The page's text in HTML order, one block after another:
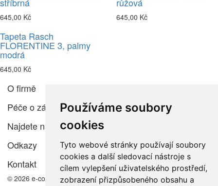
Používáme soubory
cookies
Tyto webové stránky používají soubory
cookies a další sledovací nástroje s
cílem vylepšení uživatelského prostředí,
zobrazení přizpůsobeného obsahu a
stříbrná
645,00 Kč
růžová
645,00 Kč
Tapeta Rasch
FLORENTINE 3, palmy
modrá
645,00 Kč
O firmě
Péče o zákazníka
Najdete nás
Odkazy
Kontakt
© 2026 e-color.cz